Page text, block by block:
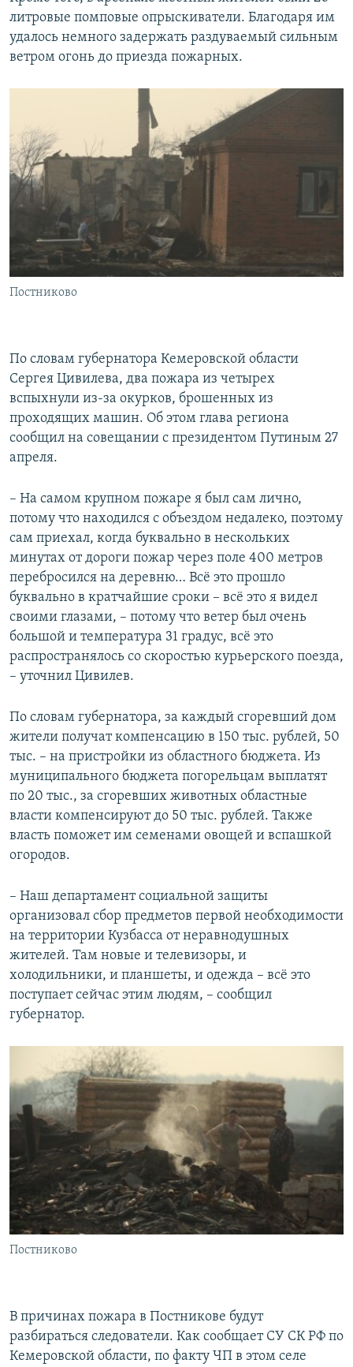
литровые помповые опрыскиватели. Благодаря им
удалось немного задержать раздуваемый сильным
ветром огонь до приезда пожарных.
Постниково
По словам губернатора Кемеровской области
Сергея Цивилева, два пожара из четырех
вспыхнули из-за окурков, брошенных из
проходящих машин. Об этом глава региона
сообщил на совещании с президентом Путиным 27
апреля.
– На самом крупном пожаре я был сам лично,
потому что находился с объездом недалеко, поэтому
сам приехал, когда буквально в нескольких
минутах от дороги пожар через поле 400 метров
перебросился на деревню… Всё это прошло
буквально в кратчайшие сроки – всё это я видел
своими глазами, – потому что ветер был очень
большой и температура 31 градус, всё это
распространялось со скоростью курьерского поезда,
– уточнил Цивилев.
По словам губернатора, за каждый сгоревший дом
жители получат компенсацию в 150 тыс. рублей, 50
тыс. – на пристройки из областного бюджета. Из
муниципального бюджета погорельцам выплатят
по 20 тыс., за сгоревших животных областные
власти компенсируют до 50 тыс. рублей. Также
власть поможет им семенами овощей и вспашкой
огородов.
– Наш департамент социальной защиты
организовал сбор предметов первой необходимости
на территории Кузбасса от неравнодушных
жителей. Там новые и телевизоры, и
холодильники, и планшеты, и одежда – всё это
поступает сейчас этим людям, – сообщил
губернатор.
Постниково
В причинах пожара в Постникове будут
разбираться следователи. Как сообщает СУ СК РФ по
Кемеровской области, по факту ЧП в этом селе